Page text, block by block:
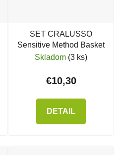
SET CRALUSSO
Sensitive Method Basket
Skladom (3 ks)
€10,30
DETAIL